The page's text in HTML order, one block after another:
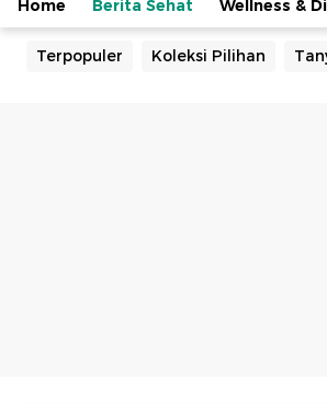
Home Berita Sehat Wellness &
Terpopuler Koleksi Pilihan